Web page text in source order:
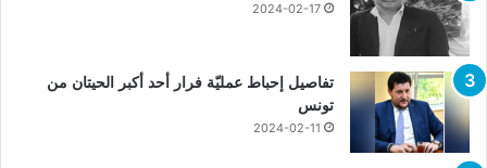
2024-02-17
تفاصيل إحباط عمليّة فرار أحد أكبر الحيتان من
تونس
2024-02-11